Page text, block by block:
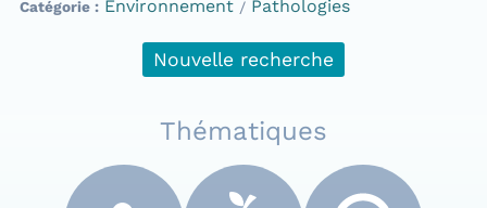
Catégorie Environnement Pathologies
Nouvelle recherche
Thématiques